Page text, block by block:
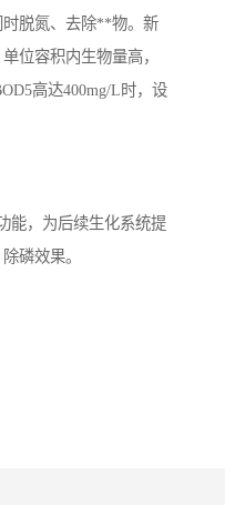
脱氮、去除**物。新
位容积内生物量高，
高达400mg/L时，设
能，为后续生化系统提
磷效果。